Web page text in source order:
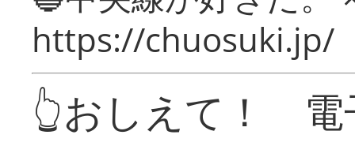
https://chuosuki.jp/
👆おしえて！ 電